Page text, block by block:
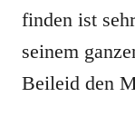
finden ist
seinem
Beileid den